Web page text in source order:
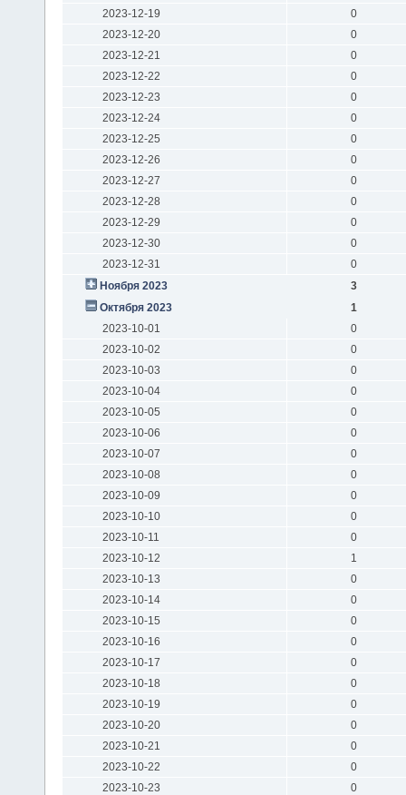
2023-12-19
0
2023-12-20
0
2023-12-21
0
2023-12-22
0
2023-12-23
0
2023-12-24
0
2023-12-25
0
2023-12-26
0
2023-12-27
0
2023-12-28
0
2023-12-29
0
2023-12-30
0
2023-12-31
0
Ноября 2023
3
Октября 2023
1
2023-10-01
0
2023-10-02
0
2023-10-03
0
2023-10-04
0
2023-10-05
0
2023-10-06
0
2023-10-07
0
2023-10-08
0
2023-10-09
0
2023-10-10
0
2023-10-11
0
2023-10-12
1
2023-10-13
0
2023-10-14
0
2023-10-15
0
2023-10-16
0
2023-10-17
0
2023-10-18
0
2023-10-19
0
2023-10-20
0
2023-10-21
0
2023-10-22
0
2023-10-23
0